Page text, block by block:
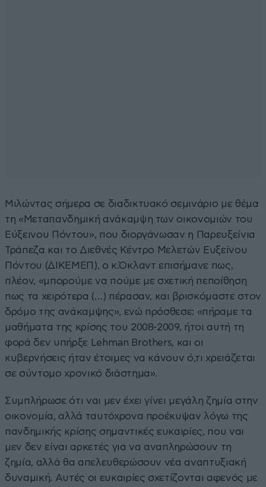
Μιλώντας σήμερα σε διαδικτυακό σεμινάριο με θέμα
τη «Μεταπανδημική ανάκαμψη των οικονομιών του
Εύξεινου Πόντου», που διοργάνωσαν η Παρευξείνια
Τράπεζα και το Διεθνές Κέντρο Μελετών Ευξείνου
Πόντου (ΔΙΚΕΜΕΠ), ο κ.Όκλαντ επισήμανε πως,
πλέον, «μπορούμε να πούμε με σχετική πεποίθηση
πως τα χειρότερα (…) πέρασαν, και βρισκόμαστε στον
δρόμο της ανάκαμψης», ενώ πρόσθεσε: «πήραμε τα
μαθήματα της κρίσης του 2008-2009, ήτοι αυτή τη
φορά δεν υπήρξε Lehman Brothers, και οι
κυβερνήσεις ήταν έτοιμες να κάνουν ό,τι χρειάζεται
σε σύντομο χρονικό διάστημα».
Συμπλήρωσε ότι ναι μεν έχει γίνει μεγάλη ζημία στην
οικονομία, αλλά ταυτόχρονα προέκυψαν λόγω της
πανδημικής κρίσης σημαντικές ευκαιρίες, που ναι
μεν δεν είναι αρκετές για να αναπληρώσουν τη
ζημία, αλλά θα απελευθερώσουν νέα αναπτυξιακή
δυναμική. Αυτές οι ευκαιρίες σχετίζονται αφενός με